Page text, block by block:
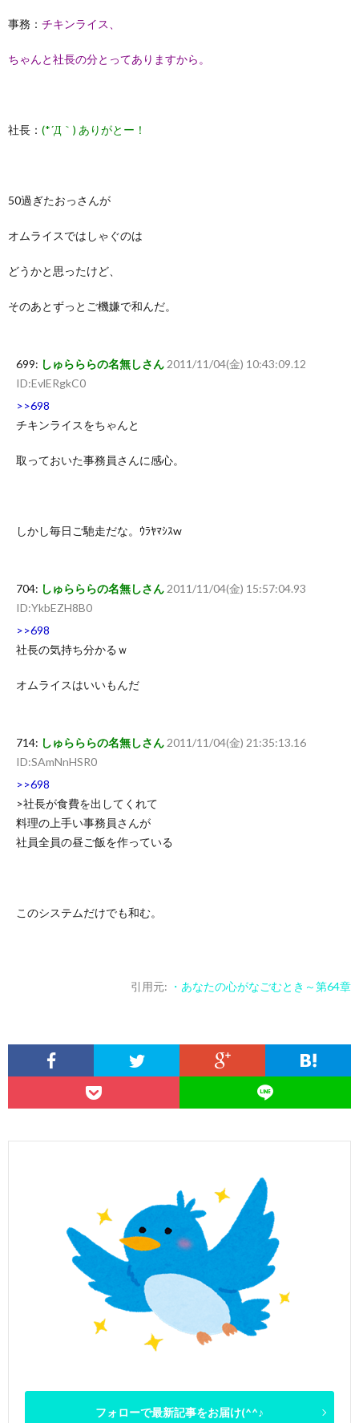
事務： チキンライス、
ちゃんと社長の分とってありますから。
社長： (*´Д｀) ありがとー！
50過ぎたおっさんが
オムライスではしゃぐのは
どうかと思ったけど、
そのあとずっとご機嫌で和んだ。
699: しゅらららの名無しさん 2011/11/04(金) 10:43:09.12
ID:EvlERgkC0
>>698
チキンライスをちゃんと
取っておいた事務員さんに感心。
しかし毎日ご馳走だな。ｳﾗﾔﾏｼｽw
704: しゅらららの名無しさん 2011/11/04(金) 15:57:04.93
ID:YkbEZH8B0
>>698
社長の気持ち分かるｗ
オムライスはいいもんだ
714: しゅらららの名無しさん 2011/11/04(金) 21:35:13.16
ID:SAmNnHSR0
>>698
>社長が食費を出してくれて
料理の上手い事務員さんが
社員全員の昼ご飯を作っている
このシステムだけでも和む。
引用元: ・あなたの心がなごむとき～第64章
フォローで最新記事をお届け(^^♪